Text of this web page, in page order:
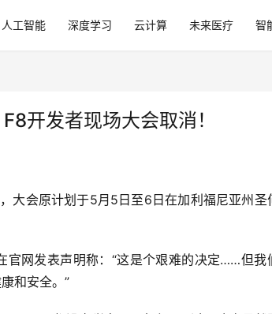
人工智能 深度学习 云计算 未来医疗 智
开发者现场大会取消！
大会原计划于5月5日至6日在加利福尼亚州圣
网发表声明称：“这是个艰难的决定……但我
和安全。”